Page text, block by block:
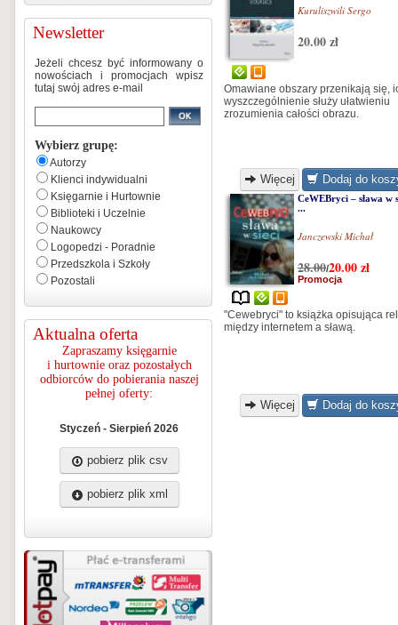
Newsletter
Jeżeli chcesz być informowany o
nowościach i promocjach wpisz
tutaj swój adres e-mail
Wybierz grupę:
Autorzy
Klienci indywidualni
Księgarnie i Hurtownie
Biblioteki i Uczelnie
Naukowcy
Logopedzi - Poradnie
Przedszkola i Szkoły
Pozostali
Aktualna oferta
Zapraszamy księgarnie
i hurtownie oraz pozostałych
odbiorców do pobierania naszej
pełnej oferty:
Styczeń - Sierpień 2026
pobierz plik csv
pobierz plik xml
Kuruliszwili Sergo
20.00 zł
Omawiane obszary przenikają się,
wyszczególnienie służy ułatwieniu
zrozumienia całości obrazu.
Więcej Dodaj do
CeWEBryci – sława w
...
Janczewski Michał
28.00/20.00zł
Promocja
"Cewebryci" to książka opisująca
między internetem a sławą.
Więcej Dodaj do